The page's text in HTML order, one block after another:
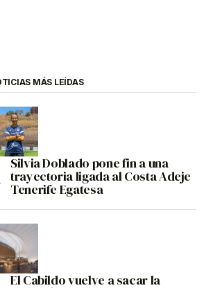
MÁS LEÍDAS
Silvia Doblado pone fin a una
trayectoria ligada al Costa Adeje
Tenerife Egatesa
El Cabildo vuelve a sacar la